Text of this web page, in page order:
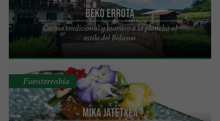
Beko Errota
Cocina tradicional y marisco a la plancha al
estilo del Bidasoa
Mika Jatetxea
Fuenterrabía